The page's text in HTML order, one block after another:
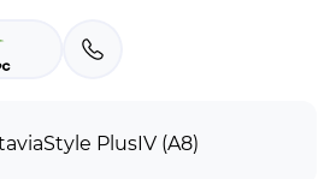
Style PlusIV (A8)